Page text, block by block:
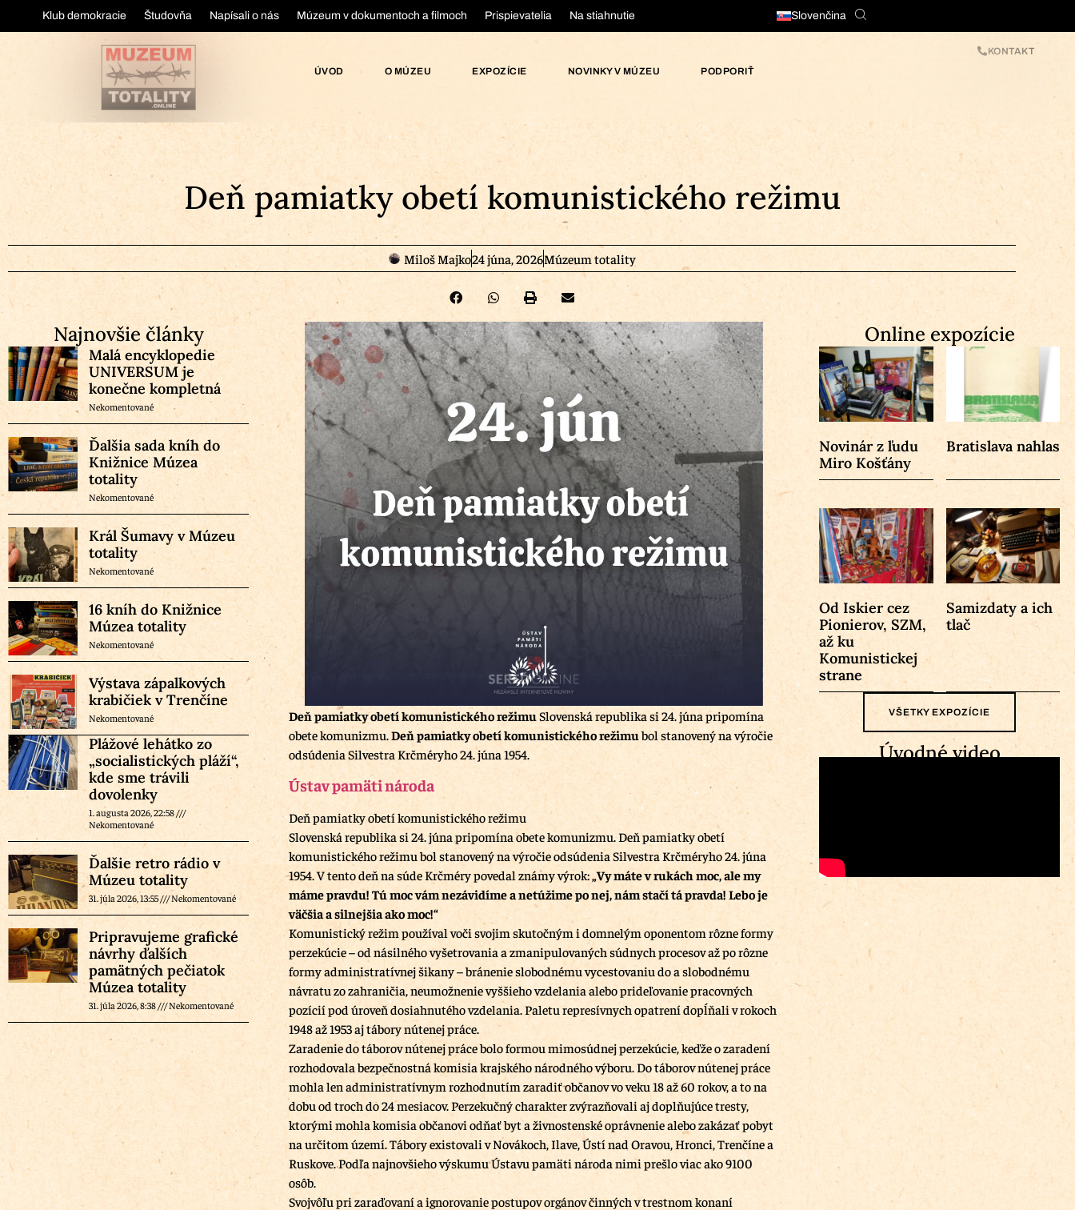
Klub demokracie Študovňa Napísali o nás Múzeum v dokumentoch a filmoch Prispievatelia Na stiahnutie Slovenčina
ÚVOD O MÚZEU EXPOZÍCIE NOVINKY V MÚZEU PODPORIŤ
KONTAKT
Deň pamiatky obetí komunistického režimu
Miloš Majko24 júna, 2026Múzeum totality
Najnovšie články
Malá encyklopedie
UNIVERSUM je
konečne kompletná
Nekomentované
Ďalšia sada kníh do
Knižnice Múzea
totality
Nekomentované
Král Šumavy v Múzeu
totality
Nekomentované
16 kníh do Knižnice
Múzea totality
Nekomentované
Výstava zápalkových
krabičiek v Trenčíne
Nekomentované
Plážové lehátko zo
„socialistických pláží“,
kde sme trávili
dovolenky
1. augusta 2026, 22:58
Nekomentované
Ďalšie retro rádio v
Múzeu totality
31. júla 2026, 13:55 Nekomentované
Pripravujeme grafické
návrhy ďalších
pamätných pečiatok
Múzea totality
31. júla 2026, 8:38 Nekomentované
Deň pamiatky obetí komunistického režimuSlovenská republika si 24. júna pripomína
obete komunizmu.Deň pamiatky obetí komunistického režimubol stanovený na výročie
odsúdenia Silvestra Krčméryho 24. júna 1954.
Ústav pamäti národa
Deň pamiatky obetí komunistického režimu
Slovenská republika si 24. júna pripomína obete komunizmu. Deň pamiatky obetí
komunistického režimu bol stanovený na výročie odsúdenia Silvestra Krčméryho 24. júna
1954. V tento deň na súde Krčméry povedal známy výrok: „Vy máte v rukách moc, ale my
máme pravdu! Tú moc vám nezávidíme a netúžime po nej, nám stačí tá pravda! Lebo je
väčšia a silnejšia ako moc!“
Komunistický režim používal voči svojim skutočným i domnelým oponentom rôzne formy
perzekúcie – od násilného vyšetrovania a zmanipulovaných súdnych procesov až po rôzne
formy administratívnej šikany – bránenie slobodnému vycestovaniu do a slobodnému
návratu zo zahraničia, neumožnenie vyššieho vzdelania alebo prideľovanie pracovných
pozícií pod úroveň dosiahnutého vzdelania. Paletu represívnych opatrení dopĺňali v rokoch
1948 až 1953 aj tábory nútenej práce.
Zaradenie do táborov nútenej práce bolo formou mimosúdnej perzekúcie, keďže o zaradení
rozhodovala bezpečnostná komisia krajského národného výboru. Do táborov nútenej práce
mohla len administratívnym rozhodnutím zaradiť občanov vo veku 18 až 60 rokov, a to na
dobu od troch do 24 mesiacov. Perzekučný charakter zvýrazňovali aj doplňujúce tresty,
ktorými mohla komisia občanovi odňať byt a živnostenské oprávnenie alebo zakázať pobyt
na určitom území. Tábory existovali v Novákoch, Ilave, Ústí nad Oravou, Hronci, Trenčíne a
Ruskove. Podľa najnovšieho výskumu Ústavu pamäti národa nimi prešlo viac ako 9100
osôb.
Svojvôľu pri zaraďovaní a ignorovanie postupov orgánov činných v trestnom konaní
Online expozície
Novinár z ľudu
Miro Košťány
Bratislava nahlas
Od Iskier cez
Pionierov, SZM,
až ku
Komunistickej
strane
Samizdaty a ich
tlač
VŠETKY EXPOZÍCIE
Úvodné video